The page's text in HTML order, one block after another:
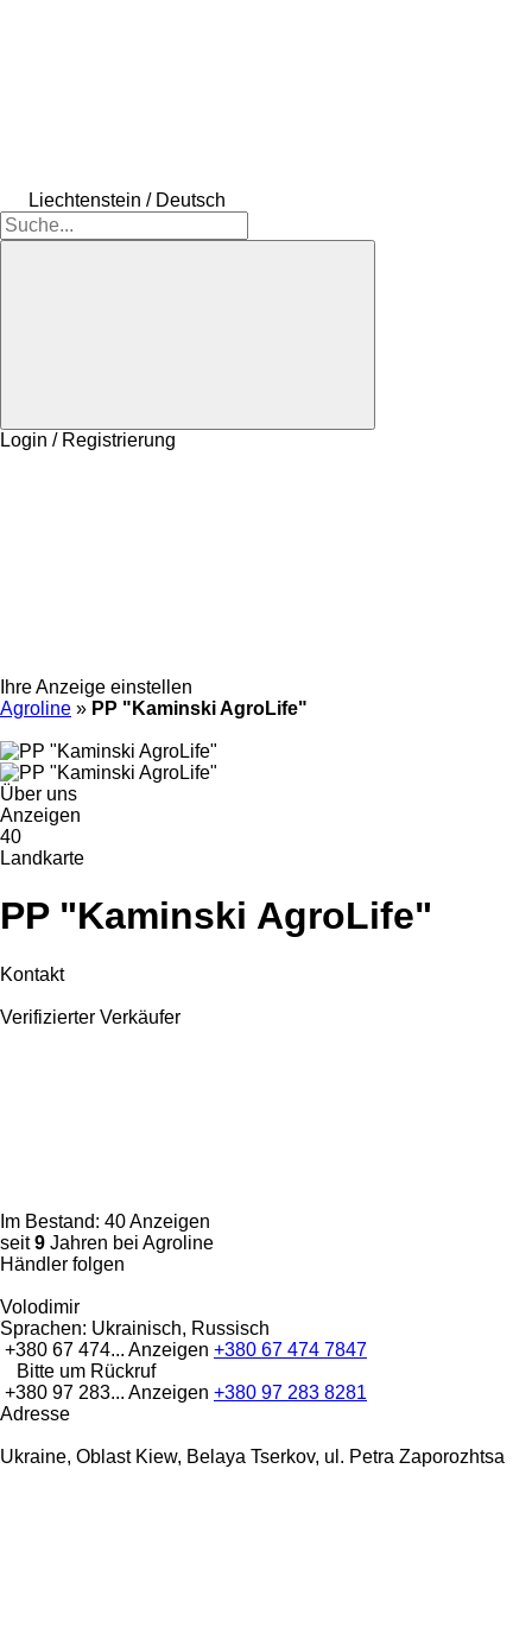
Liechtenstein / Deutsch
Login / Registrierung
Ihre Anzeige einstellen
Agroline » PP "Kaminski AgroLife"
Über uns
Anzeigen
40
Landkarte
PP "Kaminski AgroLife"
Kontakt
Verifizierter Verkäufer
Im Bestand: 40 Anzeigen
seit9 Jahren bei Agroline
Händler folgen
Volodimir
Sprachen: Ukrainisch, Russisch
+380 67 474... Anzeigen +380 67 474 7847
Bitte um Rückruf
+380 97 283... Anzeigen +380 97 283 8281
Adresse
Ukraine, Oblast Kiew, Belaya Tserkov, ul. Petra Zaporozhtsa